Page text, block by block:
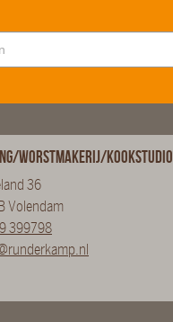
Worstmakerij/Kookstudio
36
Volendam
399798